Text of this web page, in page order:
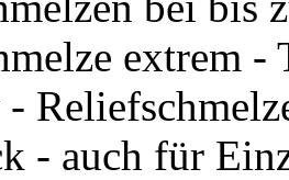
extrem -
- auch für